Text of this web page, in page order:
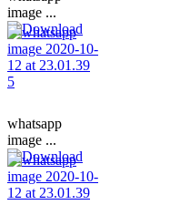
image ...
whatsapp
image ...